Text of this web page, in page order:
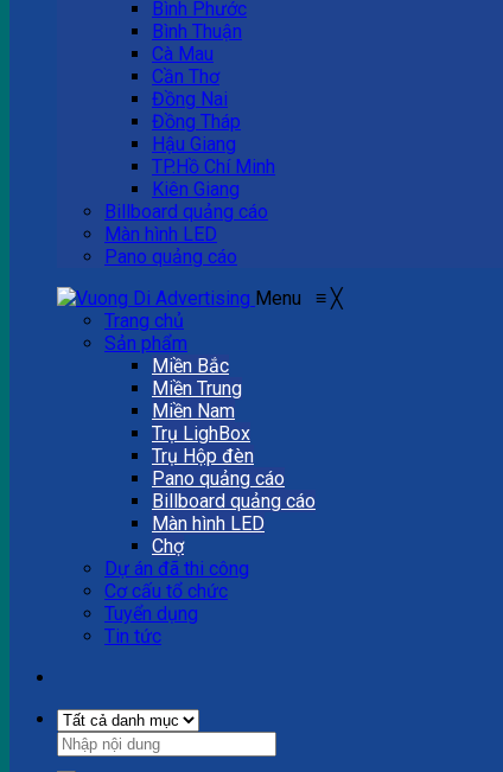
Bình Phước
Bình Thuận
Cà Mau
Cần Thơ
Đồng Nai
Đồng Tháp
Hậu Giang
TP.Hồ Chí Minh
Kiên Giang
Billboard quảng cáo
Màn hình LED
Pano quảng cáo
Menu ≡ ╳
Trang chủ
Sản phẩm
Miền Bắc
Miền Trung
Miền Nam
Trụ LighBox
Trụ Hộp đèn
Pano quảng cáo
Billboard quảng cáo
Màn hình LED
Chợ
Dự án đã thi công
Cơ cấu tổ chức
Tuyển dụng
Tin tức